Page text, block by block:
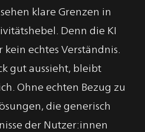
klare Grenzen in
Denn die KI
echtes Verständnis.
gut aussieht, bleibt
Ohne echten Bezug zu
die generisch
der Nutzer:innen